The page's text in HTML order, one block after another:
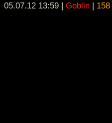
05.07.12 13:59 | Goblin |